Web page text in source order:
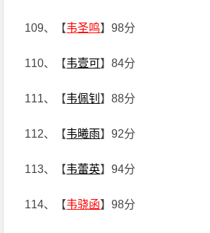
109、【韦圣鸣】98分
110、【韦壹可】84分
111、【韦佩钊 】88分
112、【韦曦雨】92分
113、【韦蕾英】94分
114、【韦骁函】98分